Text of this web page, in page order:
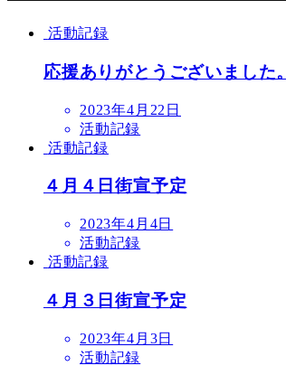
活動記録
応援ありがとうございました。
2023年4月22日
活動記録
活動記録
４月４日街宣予定
2023年4月4日
活動記録
活動記録
４月３日街宣予定
2023年4月3日
活動記録